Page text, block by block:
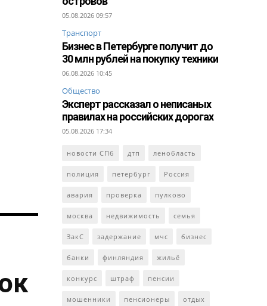
05.08.2026 09:57
Транспорт
Бизнес в Петербурге получит до
30 млн рублей на покупку техники
06.08.2026 10:45
Общество
Эксперт рассказал о неписаных
правилах на российских дорогах
05.08.2026 17:34
новости СПб дтп ленобласть
полиция петербург Россия
авария проверка пулково
москва недвижимость семья
ЗакС задержание мчс бизнес
банки финляндия жильё
конкурс штраф пенсии
мошенники пенсионеры отдых